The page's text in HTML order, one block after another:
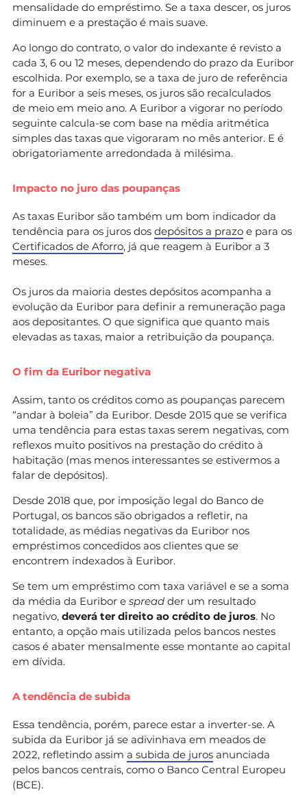
mensalidade do empréstimo. Se a taxa descer, os juros
diminuem e a prestação é mais suave.
Ao longo do contrato, o valor do indexante é revisto a
cada 3, 6 ou 12 meses, dependendo do prazo da Euribor
escolhida. Por exemplo, se a taxa de juro de referência
for a Euribor a seis meses, os juros são recalculados
de meio em meio ano. A Euribor a vigorar no período
seguinte calcula-se com base na média aritmética
simples das taxas que vigoraram no mês anterior. E é
obrigatoriamente arredondada à milésima.
Impacto no juro das poupanças
As taxas Euribor são também um bom indicador da
tendência para os juros dos depósitos a prazo e para os
Certificados de Aforro, já que reagem à Euribor a 3
meses.
Os juros da maioria destes depósitos acompanha a
evolução da Euribor para definir a remuneração paga
aos depositantes. O que significa que quanto mais
elevadas as taxas, maior a retribuição da poupança.
O fim da Euribor negativa
Assim, tanto os créditos como as poupanças parecem
“andar à boleia” da Euribor. Desde 2015 que se verifica
uma tendência para estas taxas serem negativas, com
reflexos muito positivos na prestação do crédito à
habitação (mas menos interessantes se estivermos a
falar de depósitos).
Desde 2018 que, por imposição legal do Banco de
Portugal, os bancos são obrigados a refletir, na
totalidade, as médias negativas da Euribor nos
empréstimos concedidos aos clientes que se
encontrem indexados à Euribor.
Se tem um empréstimo com taxa variável e se a soma
da média da Euribor e spread der um resultado
negativo, deverá ter direito ao crédito de juros. No
entanto, a opção mais utilizada pelos bancos nestes
casos é abater mensalmente esse montante ao capital
em dívida.
A tendência de subida
Essa tendência, porém, parece estar a inverter-se. A
subida da Euribor já se adivinhava em meados de
2022, refletindo assim a subida de juros anunciada
pelos bancos centrais, como o Banco Central Europeu
(BCE).